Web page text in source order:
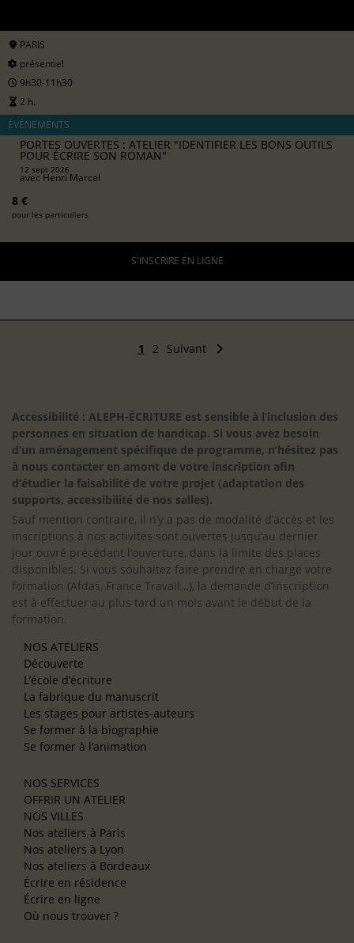
PARIS
présentiel
9h30-11h30
2 h.
ÉVÉNEMENTS
PORTES OUVERTES : ATELIER "IDENTIFIER LES BONS OUTILS
POUR ÉCRIRE SON ROMAN"
12 sept 2026
avecHenri Marcel
8 €
pour les particuliers
S'INSCRIRE EN LIGNE
1 2 Suivant
Accessibilité : ALEPH-ÉCRITURE est sensible à l’inclusion des
personnes en situation de handicap. Si vous avez besoin
d’un aménagement spécifique de programme, n’hésitez pas
à nous contacter en amont de votre inscription afin
d’étudier la faisabilité de votre projet (adaptation des
supports, accessibilité de nos salles).
Sauf mention contraire, il n’y a pas de modalité d’accès et les
inscriptions à nos activités sont ouvertes jusqu’au dernier
jour ouvré précédant l’ouverture, dans la limite des places
disponibles. Si vous souhaitez faire prendre en charge votre
formation (Afdas, France Travail…), la demande d’inscription
est à effectuer au plus tard un mois avant le début de la
formation.
NOS ATELIERS
Découverte
L’école d’écriture
La fabrique du manuscrit
Les stages pour artistes-auteurs
Se former à la biographie
Se former à l’animation
NOS SERVICES
OFFRIR UN ATELIER
NOS VILLES
Nos ateliers à Paris
Nos ateliers à Lyon
Nos ateliers à Bordeaux
Écrire en résidence
Écrire en ligne
Où nous trouver ?